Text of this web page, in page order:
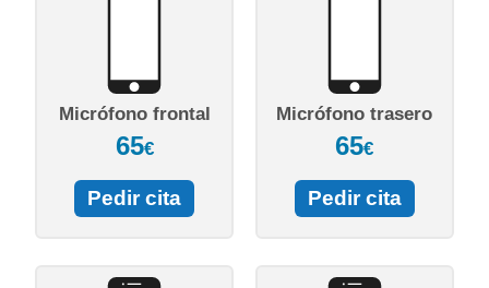
Micrófono frontal
65€
Pedir cita
Micrófono trasero
65€
Pedir cita